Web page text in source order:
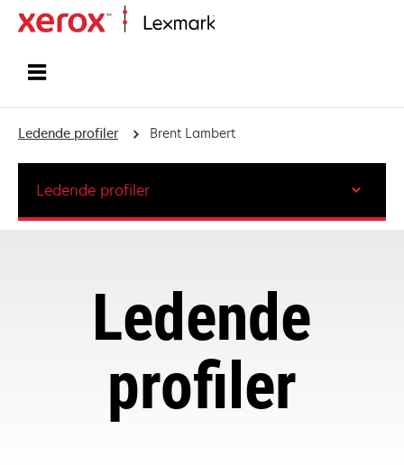
Ledende profiler Brent Lambert
Ledende
profiler
Ledende profiler